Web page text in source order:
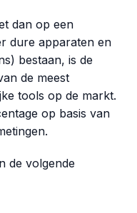
dan op een
dure apparaten en
bestaan, is de
de meest
tools op de markt.
op basis van
de volgende